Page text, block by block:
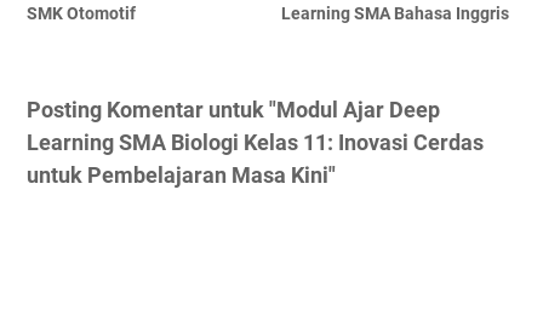
SMK Otomotif
Learning SMA Bahasa Inggris
Posting Komentar untuk "Modul Ajar Deep
Learning SMA Biologi Kelas 11: Inovasi Cerdas
untuk Pembelajaran Masa Kini"